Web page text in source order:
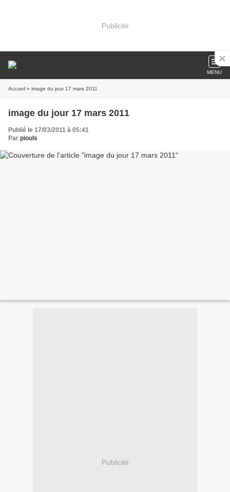
Publicité
MENU
Accueil » image du jour 17 mars 2011
image du jour 17 mars 2011
Publié le 17/03/2011 à 05:41
Par piouls
Publicité